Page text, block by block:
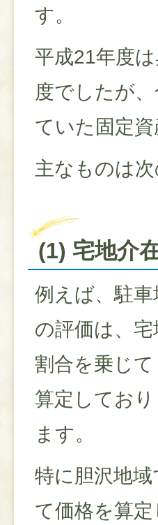
す。
平成21年度
度でしたが
ていた固定
主なものは次
(1) 宅地介
例えば、駐
の評価は、
割合を乗じ
算定してお
ます。
特に胆沢地
て価格を算